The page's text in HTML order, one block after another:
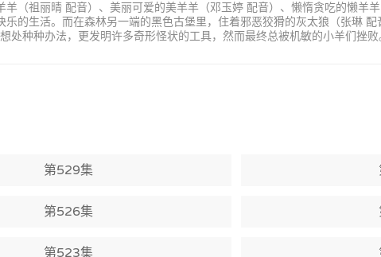
（祖丽晴 配音）、美丽可爱的美羊羊（邓玉婷 配音）、懒惰贪吃的懒羊
的生活。而在森林另一端的黑色古堡里，住着邪恶狡猾的灰太狼（张琳
种种办法，更发明许多奇形怪状的工具，然而最终总被机敏的小羊们挫败
第529集
第526集
第523集